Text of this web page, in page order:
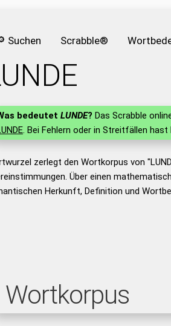
Suchen Scrabble®
bedeutet LUNDE? Das Scrabble
. Bei Fehlern oder in Streitfällen hast
zerlegt den Wortkorpus von
Über einen
Herkunft, Definition und
Wortkorpus